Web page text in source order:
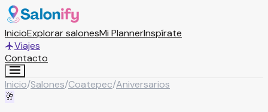
InicioExplorar salonesMi PlannerInspírate
Viajes
Contacto
Inicio/Salones/Coatepec/Aniversarios
🥂